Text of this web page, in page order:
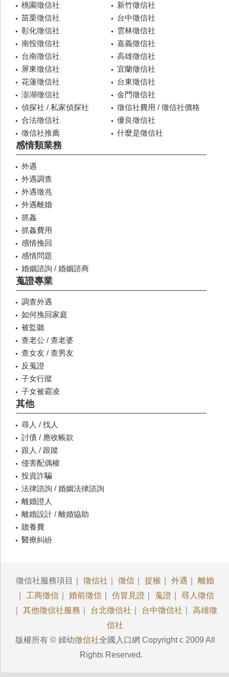
桃園徵信社
新竹徵信社
苗栗徵信社
台中徵信社
彰化徵信社
雲林徵信社
南投徵信社
嘉義徵信社
台南徵信社
高雄徵信社
屏東徵信社
宜蘭徵信社
花蓮徵信社
台東徵信社
澎湖徵信社
金門徵信社
偵探社 / 私家偵探社
徵信社費用 / 徵信社價格
合法徵信社
優良徵信社
徵信社推薦
什麼是徵信社
感情類業務
外遇
外遇調查
外遇徵兆
外遇離婚
抓姦
抓姦費用
感情挽回
感情問題
婚姻諮詢 / 婚姻諮商
蒐證專業
調查外遇
如何挽回家庭
被監聽
查老公 / 查老婆
查女友 / 查男友
反蒐證
子女行蹤
子女被霸凌
其他
尋人 / 找人
討債 / 應收帳款
跟人 / 跟蹤
侵害配偶權
投資詐騙
法律諮詢 / 婚姻法律諮詢
離婚證人
離婚設計 / 離婚協助
贍養費
醫療糾紛
徵信社服務項目｜ 徵信社 徵信 捉猴 外遇
離婚
工商徵信 婚前徵信 仿冒見證 蒐證
尋人徵信
其他徵信社服務 台北徵信社 台中徵信社
高雄徵
信社
版權所有 © 婦幼徵信社全國入口網 Copyright c 2009 All
Rights Reserved.